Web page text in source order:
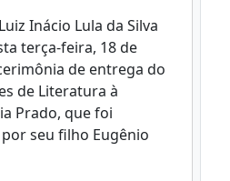
Inácio Lula da Silva
terça-feira, 18 de
de entrega do
de Literatura à
Prado, que foi
seu filho Eugênio